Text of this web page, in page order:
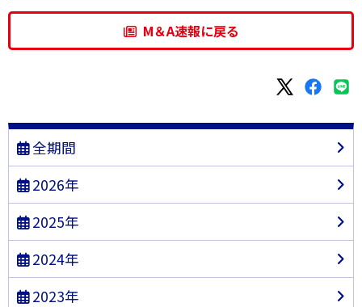
M＆A速報に戻る
全期間
2026年
2025年
2024年
2023年